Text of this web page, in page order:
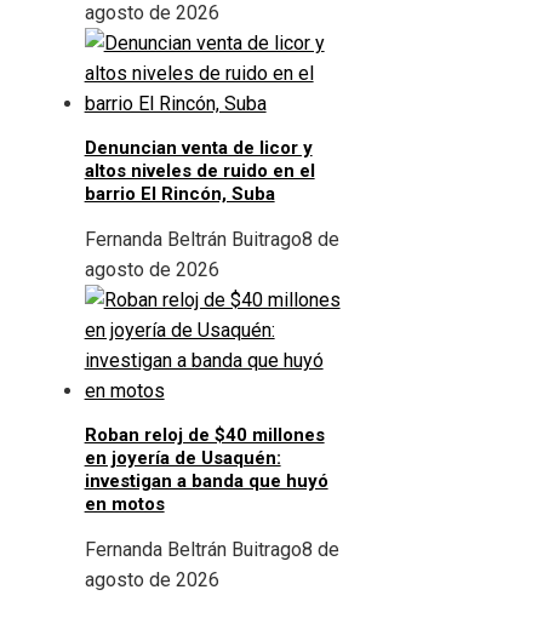
agosto de 2026
Denuncian venta de licor y
altos niveles de ruido en el
barrio El Rincón, Suba
Fernanda Beltrán Buitrago8 de
agosto de 2026
Roban reloj de $40 millones
en joyería de Usaquén:
investigan a banda que huyó
en motos
Fernanda Beltrán Buitrago8 de
agosto de 2026